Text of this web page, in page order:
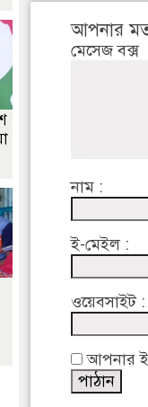
আপনার
মেসেজ বক্স
নাম :
ই-মেইল :
ওয়েবসাইট :
আপনার